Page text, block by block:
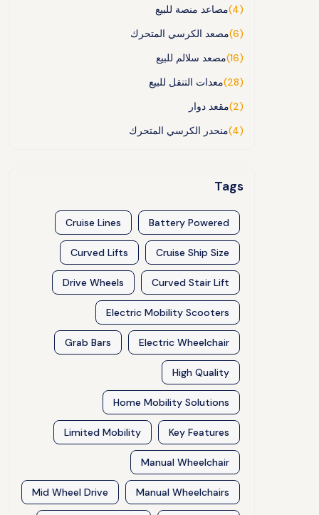
مصاعد منصة للبيع
(4)
مصعد الكرسي المتحرك
(6)
مصعد سلالم للبيع
(16)
معدات التنقل للبيع
(28)
مقعد دوار
(2)
منحدر الكرسي المتحرك
(4)
Tags
Battery Powered
Cruise Lines
Cruise Ship Size
Curved Lifts
Curved Stair Lift
Drive Wheels
Electric Mobility Scooters
Electric Wheelchair
Grab Bars
High Quality
Home Mobility Solutions
Key Features
Limited Mobility
Manual Wheelchair
Manual Wheelchairs
Mid Wheel Drive